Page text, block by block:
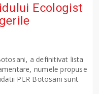
Ecologist
a definitivat lista
numele propuse
PER Botosani sunt